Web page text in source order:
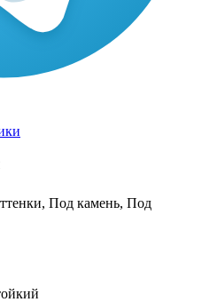
Под камень, Под